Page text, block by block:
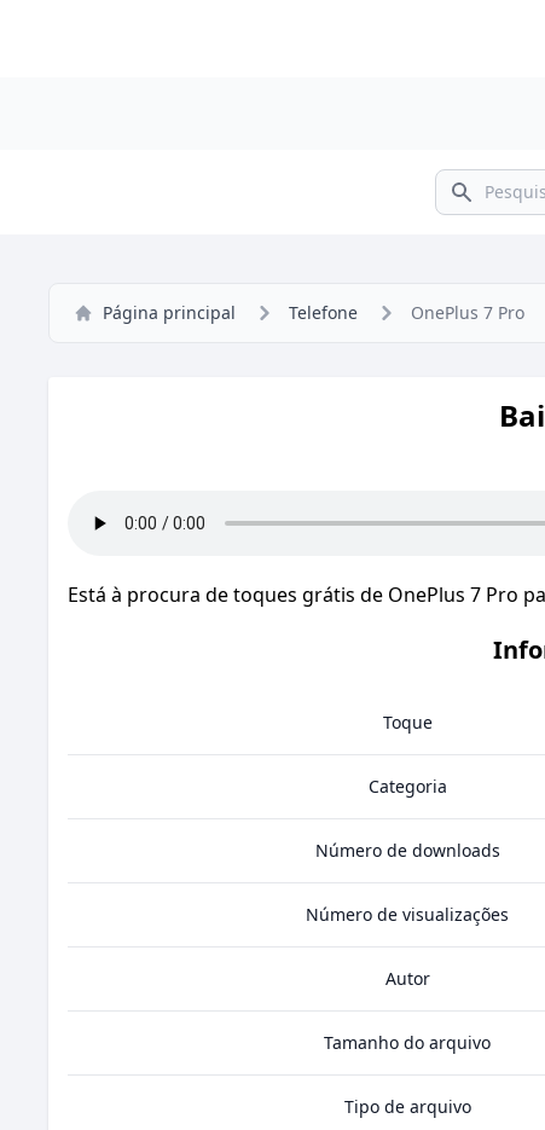
Pesquisar
Página principal Telefone OnePlus 7 Pro
Está à procura de toques grátis de OnePlus 7 Pro
Toque
Categoria
Número de downloads
Número de visualizações
Autor
Tamanho do arquivo
Tipo de arquivo